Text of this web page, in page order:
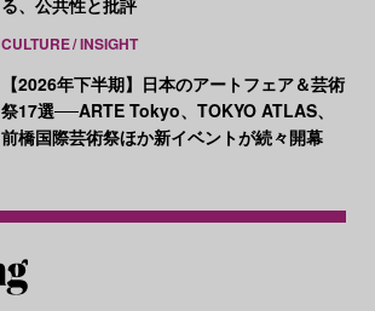
る、公共性と批評
CULTURE INSIGHT
【2026年下半期】日本のアートフェア＆芸術
祭17選──ARTE Tokyo、TOKYO ATLAS、
前橋国際芸術祭ほか新イベントが続々開幕